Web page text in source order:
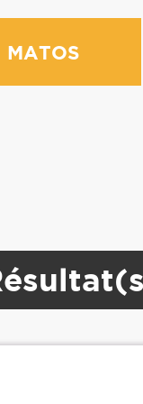
application/
MATOS